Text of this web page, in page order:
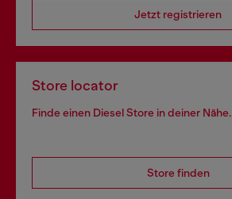
Jetzt registrieren
Store locator
Finde einen Diesel Store in deiner Nähe.
Store finden